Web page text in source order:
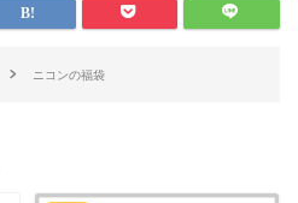
ニコンの福袋